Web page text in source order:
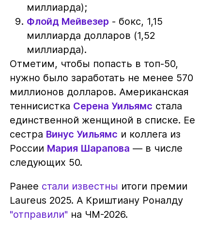
миллиарда);
Флойд Мейвезер - бокс, 1,15
миллиарда долларов (1,52
миллиарда).
Отметим, чтобы попасть в топ-50,
нужно было заработать не менее 570
миллионов долларов. Американская
теннисистка Серена Уильямс стала
единственной женщиной в списке. Ее
сестра Винус Уильямс и коллега из
России Мария Шарапова — в числе
следующих 50.
Ранее стали известны итоги премии
Laureus 2025. А Криштиану Роналду
"отправили" на ЧМ-2026.